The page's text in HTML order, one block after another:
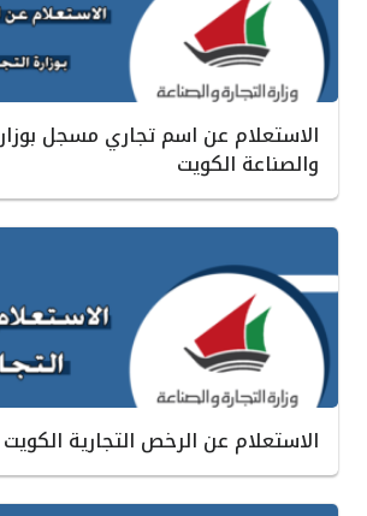
الاستعلام عن اسم تجاري مسجل
والصناعة الكويت
الاستعلام عن الرخص التجارية الكويت